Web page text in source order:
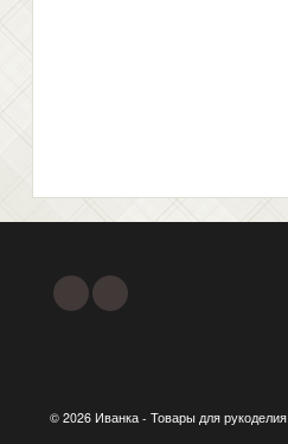
© 2026 Иванка - Товары для рукоделия